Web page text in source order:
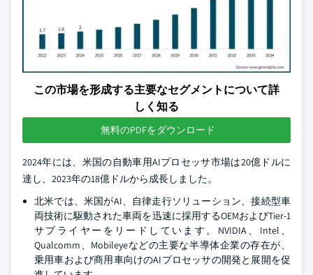
この市場を形成する主要なセグメントについて詳
しく知る
無料のPDFをダウンロード
2024年には、米国の自動車用AIプロセッサ市場は20億ドルに
達し、2023年の18億ドルから成長しました。
北米では、米国がAI、自律走行ソリューション、接続型車
両技術に駆動された車両を迅速に採用するOEMおよびTier-1
サプライヤーをリードしています。NVIDIA、Intel、
Qualcomm、Mobileyeなどの主要な半導体企業の存在が、
乗用車および商用車向けのAIプロセッサの開発と展開を促